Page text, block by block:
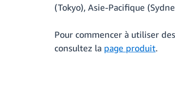
(Tokyo), Asie-Pacifique
Pour commencer à utiliser
consultez la page produit.